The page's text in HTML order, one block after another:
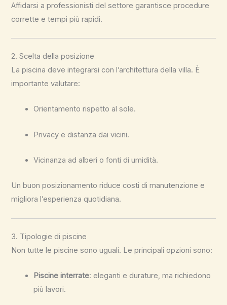
Affidarsi a professionisti del settore garantisce procedure
corrette e tempi più rapidi.
2. Scelta della posizione
La piscina deve integrarsi con l’architettura della villa. È
importante valutare:
Orientamento rispetto al sole.
Privacy e distanza dai vicini.
Vicinanza ad alberi o fonti di umidità.
Un buon posizionamento riduce costi di manutenzione e
migliora l’esperienza quotidiana.
3. Tipologie di piscine
Non tutte le piscine sono uguali. Le principali opzioni sono:
Piscine interrate: eleganti e durature, ma richiedono
più lavori.